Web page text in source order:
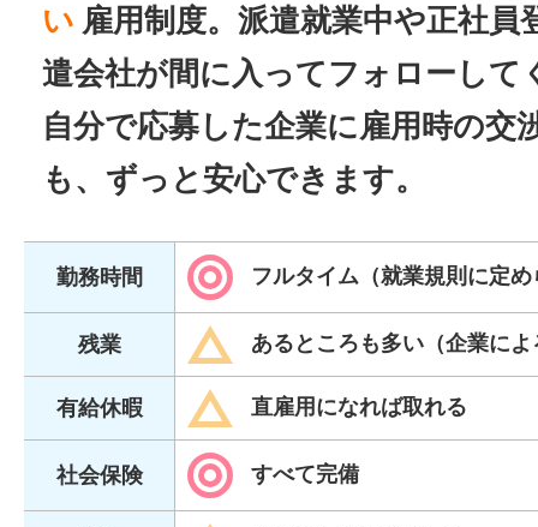
い 雇用制度。派遣就業中や正社員
遣会社が間に入ってフォローして
自分で応募した企業に雇用時の交
も、ずっと安心できます。
勤務時間 フルタイム（就業規則に定
残業 あるところも多い（企業によ
有給休暇 直雇用になれば取れる
社会保険 すべて完備